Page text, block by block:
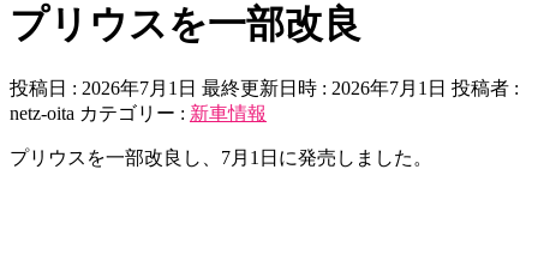
プリウスを一部改良
投稿日 : 2026年7月1日 最終更新日時 : 2026年7月1日 投稿者 :
netz-oita カテゴリー : 新車情報
プリウスを一部改良し、7月1日に発売しました。